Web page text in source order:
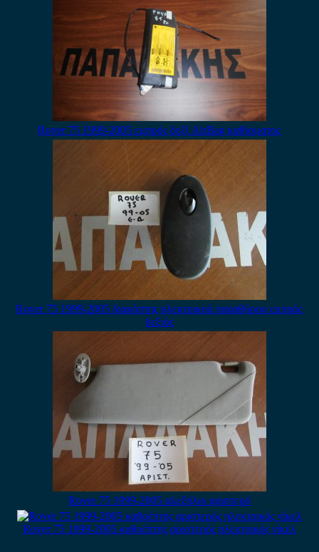
Rover 75 1999-2005 εμπρός δεξί AirBag καθίσματος
Rover 75 1999-2005 διακόπτης ηλεκτρικού παραθύρου εμπρός
δεξιός
Rover 75 1999-2005 αλεξήλιο αριστερό
Rover 75 1999-2005 καθρέπτης αριστερός ηλεκτρικός νίκελ